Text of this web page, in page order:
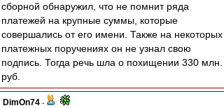
сборной обнаружил, что не помнит ряда
платежей на крупные суммы, которые
совершались от его имени. Также на некоторых
платежных поручениях он не узнал свою
подпись. Тогда речь шла о похищении 330 млн.
руб.
DimOn74 -